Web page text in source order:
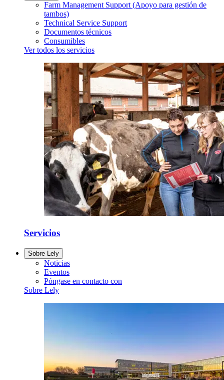
Farm Management Support (Apoyo para gestión de
tambos)
Technical Service Support
Documentos técnicos
Consumibles
Ver todos los servicios
Servicios
Sobre Lely
Noticias
Eventos
Póngase en contacto con
Sobre Lely